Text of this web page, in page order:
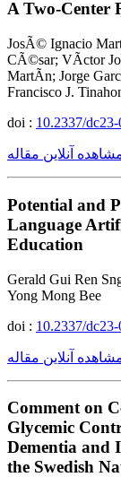
A Two-Center
JosÃ© Ignacio
CÃ©sar; VÃ­ctor
MartÃ­n; Jorge
Francisco J.
doi : 10.2337/
آنلاین مقاله
Potential and
Language
Education
Gerald Gui Ren
Yong Mong Bee
doi : 10.2337/
آنلاین مقاله
Comment on
Glycemic
Dementia and
the Swedish